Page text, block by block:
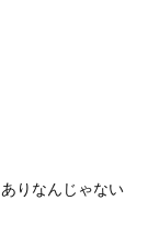
りなんじゃない